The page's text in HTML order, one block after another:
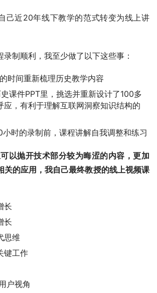
己近20年线下教学的范式转变为线上讲
制顺利，我至少做了以下这些事：
时间重新梳理历史教学内容
课件PPT里，挑选并重新设计了100多
应，有利于理解互联网洞察知识结构的
时的录制前，课程讲解自我调整和练习
以抛开技术部分较为晦涩的内容，更加
关的应用，我自己最终教授的线上视频课
长
长
思维
键工作
户视角